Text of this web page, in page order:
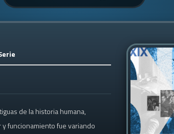
de la historia humana,
funcionamiento fue variando